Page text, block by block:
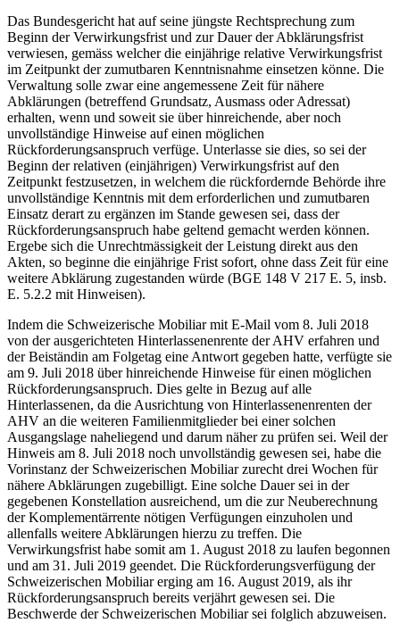
Das Bundesgericht hat auf seine jüngste Rechtsprechung zum
Beginn der Verwirkungsfrist und zur Dauer der Abklärungsfrist
verwiesen, gemäss welcher die einjährige relative Verwirkungsfrist
im Zeitpunkt der zumutbaren Kenntnisnahme einsetzen könne. Die
Verwaltung solle zwar eine angemessene Zeit für nähere
Abklärungen (betreffend Grundsatz, Ausmass oder Adressat)
erhalten, wenn und soweit sie über hinreichende, aber noch
unvollständige Hinweise auf einen möglichen
Rückforderungsanspruch verfüge. Unterlasse sie dies, so sei der
Beginn der relativen (einjährigen) Verwirkungsfrist auf den
Zeitpunkt festzusetzen, in welchem die rückfordernde Behörde ihre
unvollständige Kenntnis mit dem erforderlichen und zumutbaren
Einsatz derart zu ergänzen im Stande gewesen sei, dass der
Rückforderungsanspruch habe geltend gemacht werden können.
Ergebe sich die Unrechtmässigkeit der Leistung direkt aus den
Akten, so beginne die einjährige Frist sofort, ohne dass Zeit für eine
weitere Abklärung zugestanden würde (BGE 148 V 217 E. 5, insb.
E. 5.2.2 mit Hinweisen).
Indem die Schweizerische Mobiliar mit E-Mail vom 8. Juli 2018
von der ausgerichteten Hinterlassenenrente der AHV erfahren und
der Beiständin am Folgetag eine Antwort gegeben hatte, verfügte sie
am 9. Juli 2018 über hinreichende Hinweise für einen möglichen
Rückforderungsanspruch. Dies gelte in Bezug auf alle
Hinterlassenen, da die Ausrichtung von Hinterlassenenrenten der
AHV an die weiteren Familienmitglieder bei einer solchen
Ausgangslage naheliegend und darum näher zu prüfen sei. Weil der
Hinweis am 8. Juli 2018 noch unvollständig gewesen sei, habe die
Vorinstanz der Schweizerischen Mobiliar zurecht drei Wochen für
nähere Abklärungen zugebilligt. Eine solche Dauer sei in der
gegebenen Konstellation ausreichend, um die zur Neuberechnung
der Komplementärrente nötigen Verfügungen einzuholen und
allenfalls weitere Abklärungen hierzu zu treffen. Die
Verwirkungsfrist habe somit am 1. August 2018 zu laufen begonnen
und am 31. Juli 2019 geendet. Die Rückforderungsverfügung der
Schweizerischen Mobiliar erging am 16. August 2019, als ihr
Rückforderungsanspruch bereits verjährt gewesen sei. Die
Beschwerde der Schweizerischen Mobiliar sei folglich abzuweisen.